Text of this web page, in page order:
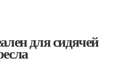
для сидячей